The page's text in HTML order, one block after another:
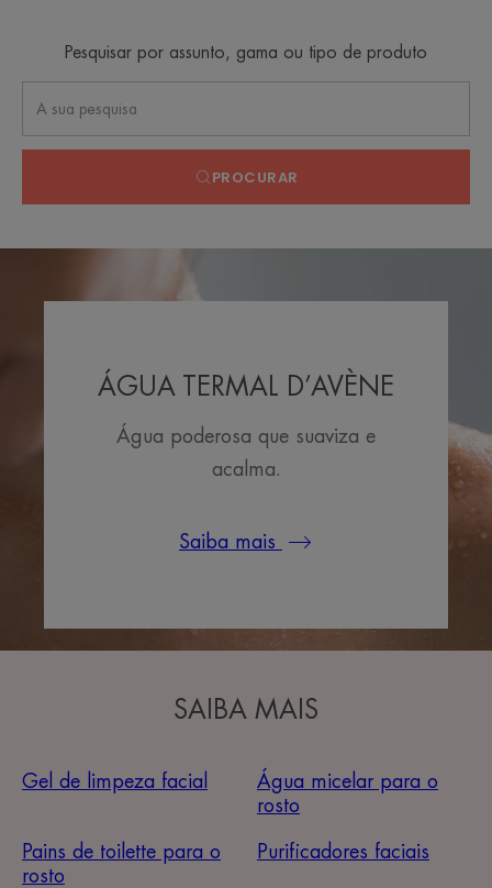
Pesquisar por assunto, gama ou tipo de produto
PROCURAR
ÁGUA TERMAL D’AVÈNE
Água poderosa que suaviza e
acalma.
Saiba mais
SAIBA MAIS
Gel de limpeza facial
Água micelar para o
rosto
Pains de toilette para o
rosto
Purificadores faciais